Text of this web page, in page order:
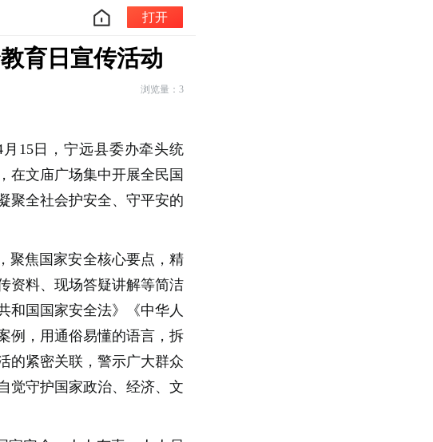
打开
育日宣传活动
浏览量：3
月15日，宁远县委办牵头统
在文庙广场集中开展全民国
聚全社会护安全、守平安的
聚焦国家安全核心要点，精
资料、现场答疑讲解等简洁
和国国家安全法》《中华人
例，用通俗易懂的语言，拆
的紧密关联，警示广大群众
觉守护国家政治、经济、文